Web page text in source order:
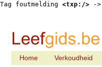
Tag foutmelding <txp:/> ->
Home Verkoudheid